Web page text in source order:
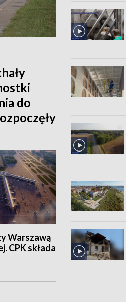
do
Warszawą
CPK składa